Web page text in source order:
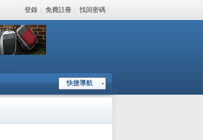
登錄 | 免費註冊 | 找回密碼 |
快捷導航